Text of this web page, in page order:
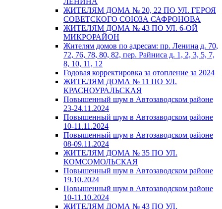
ЖИТЕЛЯМ ДОМА № 20, 22 ПО УЛ. ГЕРОЯ
СОВЕТСКОГО СОЮЗА САФРОНОВА
ЖИТЕЛЯМ ДОМА № 43 ПО УЛ. 6-ОЙ
МИКРОРАЙОН
Жителям домов по адресам: пр. Ленина д. 70,
72, 76, 78, 80, 82, пер. Райниса д. 1, 2, 3, 5, 7,
8, 10, 11, 12
Годовая корректировка за отопление за 2024
ЖИТЕЛЯМ ДОМА № 11 ПО УЛ.
КРАСНОУРАЛЬСКАЯ
Повышенный шум в Автозаводском районе
23-24.11.2024
Повышенный шум в Автозаводском районе
10-11.11.2024
Повышенный шум в Автозаводском районе
08-09.11.2024
ЖИТЕЛЯМ ДОМА № 35 ПО УЛ.
КОМСОМОЛЬСКАЯ
Повышенный шум в Автозаводском районе
19.10.2024
Повышенный шум в Автозаводском районе
10-11.10.2024
ЖИТЕЛЯМ ДОМА № 43 ПО УЛ.